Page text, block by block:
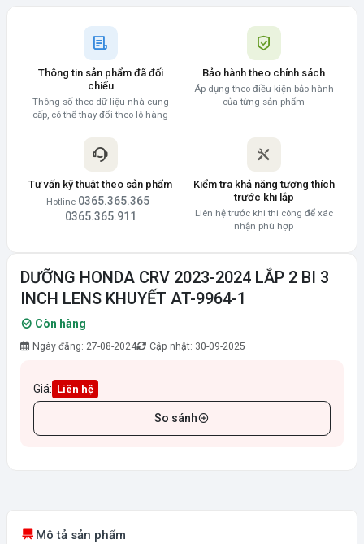
Thông tin sản phẩm đã đối
chiếu
Thông số theo dữ liệu nhà cung
cấp, có thể thay đổi theo lô hàng
Bảo hành theo chính sách
Áp dụng theo điều kiện bảo hành
của từng sản phẩm
Tư vấn kỹ thuật theo sản phẩm
Hotline 0365.365.365 ·
0365.365.911
Kiểm tra khả năng tương thích
trước khi lắp
Liên hệ trước khi thi công để xác
nhận phù hợp
DƯỠNG HONDA CRV 2023-2024 LẮP 2 BI 3
INCH LENS KHUYẾT AT-9964-1
Còn hàng
Ngày đăng: 27-08-2024 Cập nhật: 30-09-2025
Giá: Liên hệ
So sánh
Mô tả sản phẩm